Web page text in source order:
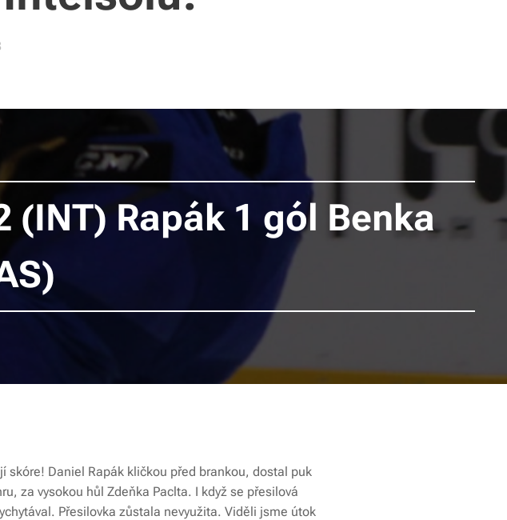
(INT) Rapák 1 gól Benka
skóre! Daniel Rapák kličkou před brankou, dostal puk
za vysokou hůl Zdeňka Paclta. I když se přesilová
Přesilovka zůstala nevyužita. Viděli jsme útok